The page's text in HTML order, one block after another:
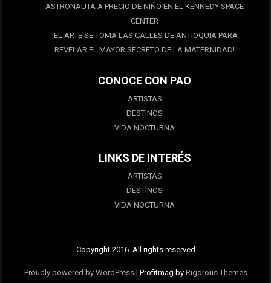
ASTRONAUTA A PRECIO DE NIÑO EN EL KENNEDY SPACE
CENTER
¡EL ARTE SE TOMA LAS CALLES DE ANTIOQUIA PARA
REVELAR EL MAYOR SECRETO DE LA MATERNIDAD!
CONOCE CON PAO
ARTISTAS
DESTINOS
VIDA NOCTURNA
LINKS DE INTERÉS
ARTISTAS
DESTINOS
VIDA NOCTURNA
Copyright 2016. All rights reserved
Proudly powered by WordPress | Profitmag by Rigorous Themes